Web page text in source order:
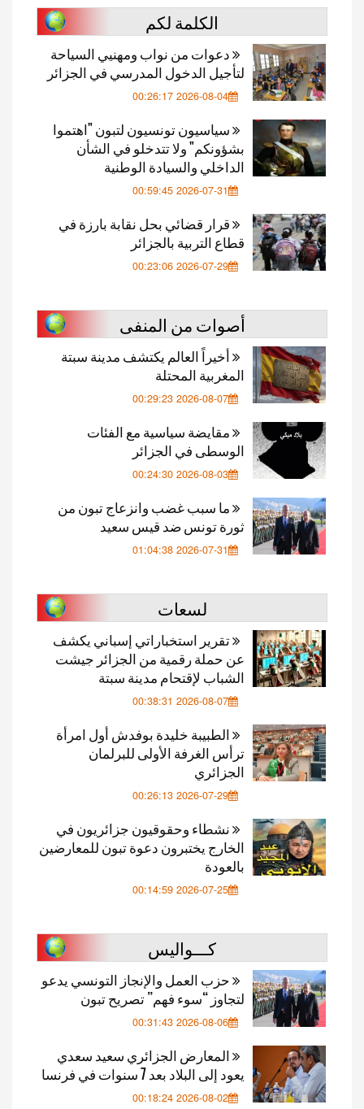
الكلمة لكم
دعوات من نواب ومهنيي السياحة
لتأجيل الدخول المدرسي في الجزائر
2026-08-04 00:26:17
سياسيون تونسيون لتبون "اهتموا
بشؤونكم" ولا تتدخلو في الشأن
الداخلي والسيادة الوطنية
2026-07-31 00:59:45
قرار قضائي بحل نقابة بارزة في
قطاع التربية بالجزائر
2026-07-29 00:23:06
أصوات من المنفى
أخيراً العالم يكتشف مدينة سبتة
المغربية المحتلة
2026-08-07 00:29:23
مقايضة سياسية مع الفئات
الوسطى في الجزائر
2026-08-03 00:24:30
ما سبب غضب وانزعاج تبون من
ثورة تونس ضد قيس سعيد
2026-07-31 01:04:38
لسعات
تقرير استخباراتي إسباني يكشف
عن حملة رقمية من الجزائر جيشت
الشباب لإقتحام مدينة سبتة
2026-08-07 00:38:31
الطبيبة خليدة بوفدش أول امرأة
ترأس الغرفة الأولى للبرلمان
الجزائري
2026-07-29 00:26:13
نشطاء وحقوقيون جزائريون في
الخارج يختبرون دعوة تبون للمعارضين
بالعودة
2026-07-25 00:14:59
كـــواليس
حزب العمل والإنجاز التونسي يدعو
لتجاوز “سوء فهم” تصريح تبون
2026-08-06 00:31:43
المعارض الجزائري سعيد سعدي
يعود إلى البلاد بعد 7 سنوات في فرنسا
2026-08-02 00:18:24